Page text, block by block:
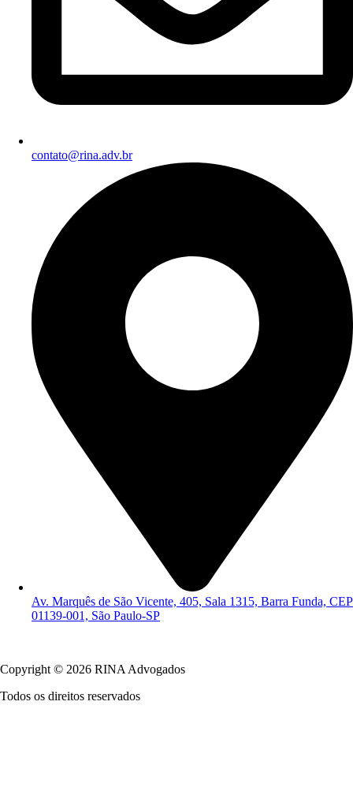
contato@rina.adv.br
Av. Marquês de São Vicente, 405, Sala 1315, Barra Funda, CEP
01139-001, São Paulo-SP
Copyright © 2026 RINA Advogados
Todos os direitos reservados